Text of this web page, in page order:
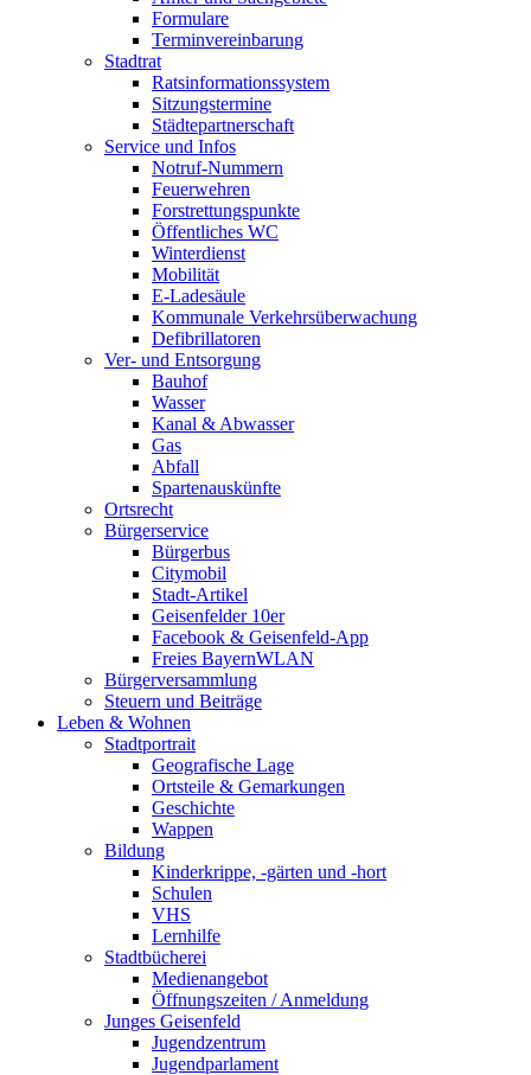
Formulare
Terminvereinbarung
Stadtrat
Ratsinformationssystem
Sitzungstermine
Städtepartnerschaft
Service und Infos
Notruf-Nummern
Feuerwehren
Forstrettungspunkte
Öffentliches WC
Winterdienst
Mobilität
E-Ladesäule
Kommunale Verkehrsüberwachung
Defibrillatoren
Ver- und Entsorgung
Bauhof
Wasser
Kanal & Abwasser
Gas
Abfall
Spartenauskünfte
Ortsrecht
Bürgerservice
Bürgerbus
Citymobil
Stadt-Artikel
Geisenfelder 10er
Facebook & Geisenfeld-App
Freies BayernWLAN
Bürgerversammlung
Steuern und Beiträge
Leben & Wohnen
Stadtportrait
Geografische Lage
Ortsteile & Gemarkungen
Geschichte
Wappen
Bildung
Kinderkrippe, -gärten und -hort
Schulen
VHS
Lernhilfe
Stadtbücherei
Medienangebot
Öffnungszeiten / Anmeldung
Junges Geisenfeld
Jugendzentrum
Jugendparlament